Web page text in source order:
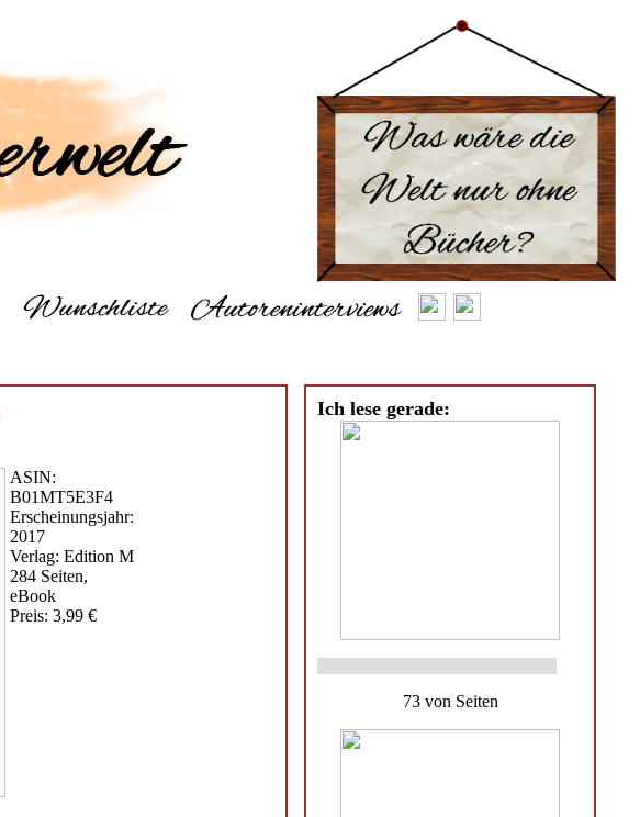
ASIN:
B01MT5E3F4
Erscheinungsjahr:
2017
Verlag: Edition M
284 Seiten,
eBook
Preis: 3,99 €
Ich lese gerade:
73 von Seiten